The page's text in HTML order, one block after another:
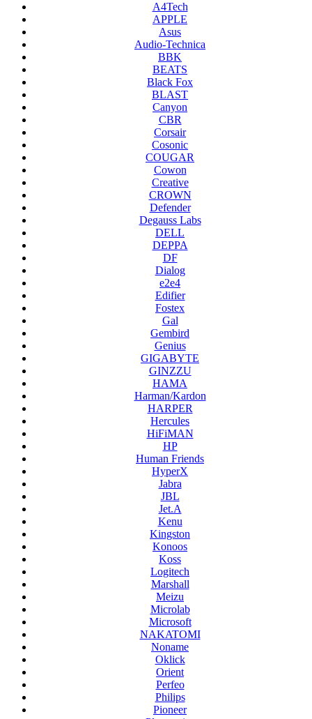
A4Tech
APPLE
Asus
Audio-Technica
BBK
BEATS
Black Fox
BLAST
Canyon
CBR
Corsair
Cosonic
COUGAR
Cowon
Creative
CROWN
Defender
Degauss Labs
DELL
DEPPA
DF
Dialog
e2e4
Edifier
Fostex
Gal
Gembird
Genius
GIGABYTE
GINZZU
HAMA
Harman/Kardon
HARPER
Hercules
HiFiMAN
HP
Human Friends
HyperX
Jabra
JBL
Jet.A
Kenu
Kingston
Konoos
Koss
Logitech
Marshall
Meizu
Microlab
Microsoft
NAKATOMI
Noname
Oklick
Orient
Perfeo
Philips
Pioneer